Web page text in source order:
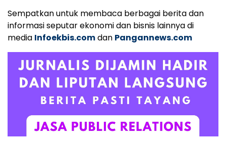
Sempatkan untuk membaca berbagai berita dan
informasi seputar ekonomi dan bisnis lainnya di
media Infoekbis.comdan Pangannews.com